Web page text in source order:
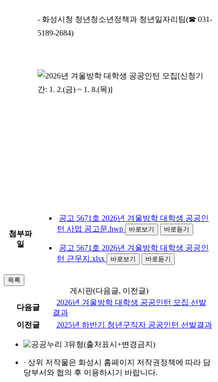
- 화성시청 청년청소년정책과 청년일자리팀(☎ 031-
5189-2684)
첨부파
일
공고 5671호 2026년 겨울방학 대학생 공공인
턴 사업 공고문.hwp
바로보기 바로듣기
공고 5671호 2026년 겨울방학 대학생 공공인
턴 근무지.xlsx
바로보기 바로듣기
목록
게시판(다음글, 이전글)
다음글
2026년 겨울방학 대학생 공공인턴 모집 선발
결과
이전글
2025년 하반기 청년구직자 공공인턴 선발결과
· 상위 저작물은 화성시 홈페이지 저작권정책에 따라 담
당부서와 협의 후 이용하시기 바랍니다.